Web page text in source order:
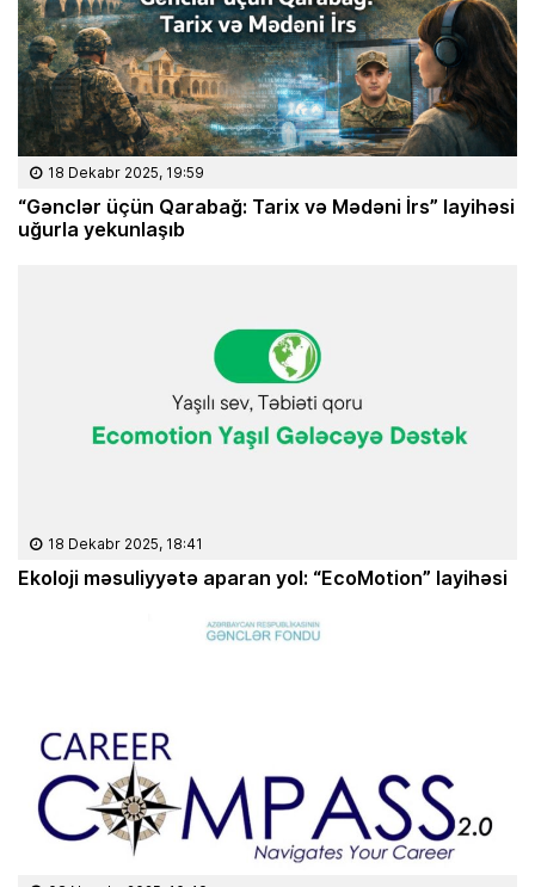
18 Dekabr 2025, 19:59
“Gənclər üçün Qarabağ: Tarix və Mədəni İrs” layihəsi
uğurla yekunlaşıb
18 Dekabr 2025, 18:41
Ekoloji məsuliyyətə aparan yol: “EcoMotion” layihəsi